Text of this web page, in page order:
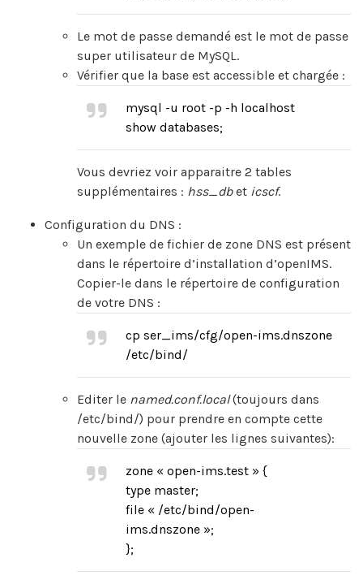
Le mot de passe demandé est le mot de passe
super utilisateur de MySQL.
Vérifier que la base est accessible et chargée :
mysql -u root -p -h localhost
show databases;
Vous devriez voir apparaitre 2 tables
supplémentaires : hss_dbet icscf.
Configuration du DNS :
Un exemple de fichier de zone DNS est présent
dans le répertoire d’installation d’openIMS.
Copier-le dans le répertoire de configuration
de votre DNS :
cp ser_ims/cfg/open-ims.dnszone
/etc/bind/
Editer le named.conf.local(toujours dans
/etc/bind/) pour prendre en compte cette
nouvelle zone (ajouter les lignes suivantes):
zone « open-ims.test » {
type master;
file « /etc/bind/open-
ims.dnszone »;
};